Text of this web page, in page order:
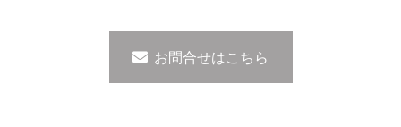
お問合せはこちら